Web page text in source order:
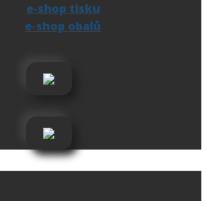
e-shop tisku
e-shop obalů